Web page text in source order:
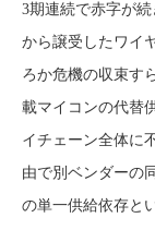
3期連続で赤字が
から譲受したワイ
ろか危機の収束す
載マイコンの代替
イチェーン全体に
由で別ベンダーの
の単一供給依存と